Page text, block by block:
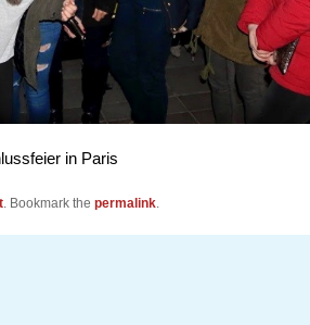
in Paris
. Bookmark the permalink.